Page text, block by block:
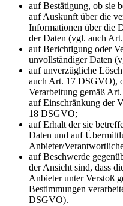
auf Bestätigung, ob sie
auf Auskunft über die
Informationen über die
der Daten (vgl. auch
auf Berichtigung oder
unvollständiger Daten
auf unverzügliche
auch Art. 17 DSGVO),
Verarbeitung gemäß
auf Einschränkung der
18 DSGVO;
auf Erhalt der sie
Daten und auf
Anbieter/
auf Beschwerde
der Ansicht sind, dass
Anbieter unter Verstoß
Bestimmungen
DSGVO).